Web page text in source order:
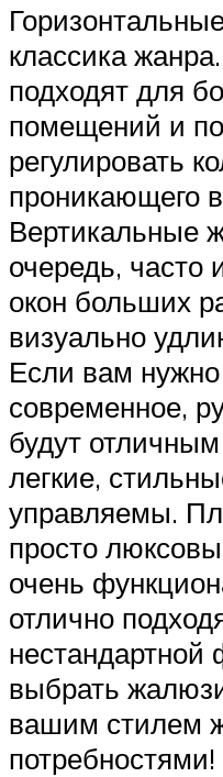
классика
подходят для
помещений и
регулировать
проникающего
Вертикальные
очередь, часто
окон больших
визуально
Если вам
современное,
будут
легкие,
управляемы.
просто
очень
отлично
выбрать
вашим стилем
потребностями!